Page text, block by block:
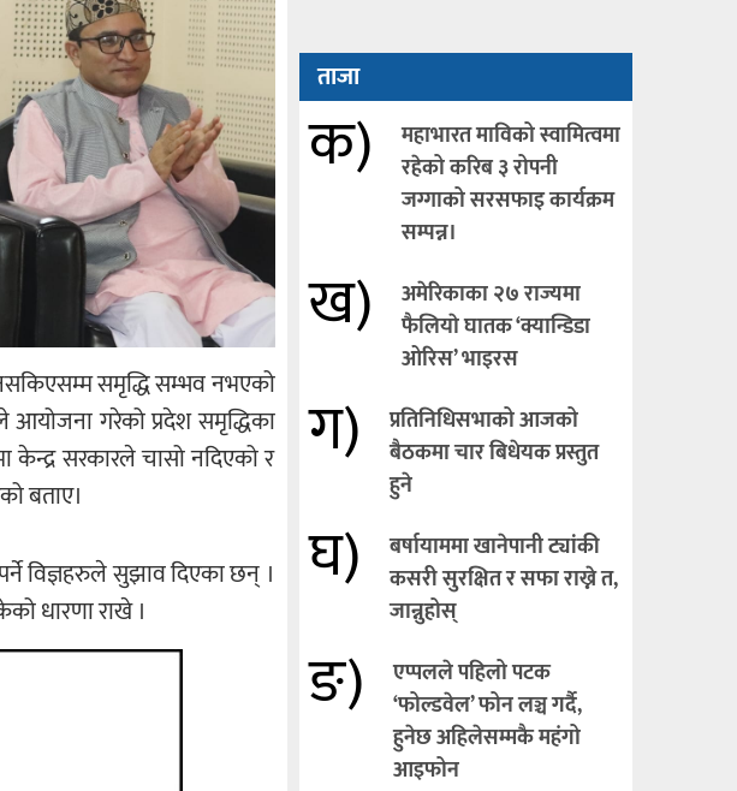
नसकिएसम्म समृद्धि सम्भव नभएको
आयोजना गरेको प्रदेश समृद्धिका
केन्द्र सरकारले चासो नदिएको र
बताए।
विज्ञहरुले सुझाव दिएका छन् ।
धारणा राखे ।
ताजा
क)
महाभारत माविको स्वामित्वमा
रहेको करिब ३ रोपनी
जग्गाको सरसफाइ कार्यक्रम
सम्पन्न।
ख)
अमेरिकाका २७ राज्यमा
फैलियाे घातक ‘क्यान्डिडा
ओरिस’ भाइरस
ग)
प्रतिनिधिसभाको आजको
बैठकमा चार बिधेयक प्रस्तुत
हुने
घ)
बर्षायाममा खानेपानी ट्यांकी
कसरी सुरक्षित र सफा राख्ने त,
जान्नुहोस्
ङ)
एप्पलले पहिलो पटक
‘फोल्डवेल’ फोन लञ्च गर्दै,
हुनेछ अहिलेसम्मकै महंगो
आइफोन